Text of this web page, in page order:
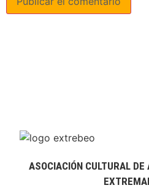
ASOCIACIÓN CULTURAL